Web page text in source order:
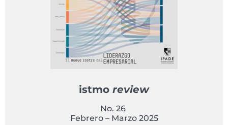
istmo review
No. 26
Febrero – Marzo 2025